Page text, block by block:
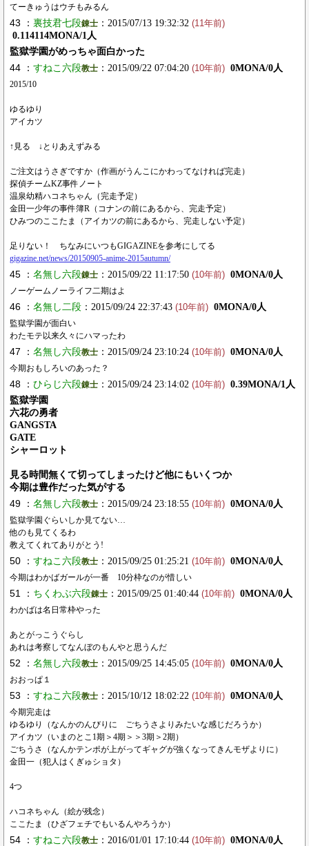
てーきゅうはウチもみるん
43 ： 裏技君七段錬士 ：2015/07/13 19:32:32 (11年前)
0.114114MONA/1人
監獄学園がめっちゃ面白かった
44 ： すねこ六段教士 ：2015/09/22 07:04:20 (10年前) 0MONA/0人
2015/10
ゆるゆり
アイカツ
↑見る ↓とりあえずみる
ご注文はうさぎですか（作画がうんこにかわってなければ完走）
探偵チームKZ事件ノート
温泉幼精ハコネちゃん（完走予定）
金田一少年の事件簿R（コナンの前にあるから、完走予定）
ひみつのここたま（アイカツの前にあるから、完走しない予定）
足りない！ ちなみにいつもGIGAZINEを参考にしてる
gigazine.net/news/20150905-anime-2015autumn/
45 ： 名無し六段錬士 ：2015/09/22 11:17:50 (10年前) 0MONA/0人
ノーゲームノーライフ二期はよ
46 ： 名無し二段 ：2015/09/24 22:37:43 (10年前) 0MONA/0人
監獄学園が面白い
わたモテ以来久々にハマったわ
47 ： 名無し六段教士 ：2015/09/24 23:10:24 (10年前) 0MONA/0人
今期おもしろいのあった？
48 ： ひらじ六段錬士 ：2015/09/24 23:14:02 (10年前) 0.39MONA/1人
監獄学園
六花の勇者
GANGSTA
GATE
シャーロット
見る時間無くて切ってしまったけど他にもいくつか
今期は豊作だった気がする
49 ： 名無し六段教士 ：2015/09/24 23:18:55 (10年前) 0MONA/0人
監獄学園ぐらいしか見てない…
他のも見てくるわ
教えてくれてありがとう!
50 ： すねこ六段教士 ：2015/09/25 01:25:21 (10年前) 0MONA/0人
今期はわかばガールが一番 10分枠なのが惜しい
51 ： ちくわぶ六段錬士 ：2015/09/25 01:40:44 (10年前) 0MONA/0人
わかばは名日常枠やった
あとがっこうぐらし
あれは考察してなんぼのもんやと思うんだ
52 ： 名無し六段教士 ：2015/09/25 14:45:05 (10年前) 0MONA/0人
おおっぱ１
53 ： すねこ六段教士 ：2015/10/12 18:02:22 (10年前) 0MONA/0人
今期完走は
ゆるゆり（なんかのんびりに ごちうさよりみたいな感じだろうか）
アイカツ（いまのとこ1期＞4期＞＞3期＞2期）
ごちうさ（なんかテンポが上がってギャグが強くなってきんモザよりに）
金田一（犯人はくぎゅショタ）
4つ
ハコネちゃん（絵が残念）
ここたま（ひざフェチでもいるんやろうか）
54 ： すねこ六段教士 ：2016/01/01 17:10:44 (10年前) 0MONA/0人